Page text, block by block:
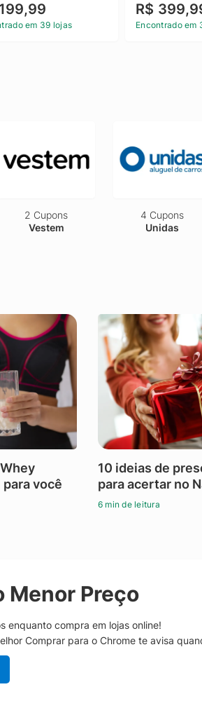
em 39 lojas
R$
Encontrado em
2 Cupons
Vestem
4 Cupons
Unidas
você
10 ideias de
para acertar no
6 min de leitura
Menor Preço
enquanto compra em lojas online!
Comprar para o Chrome te avisa